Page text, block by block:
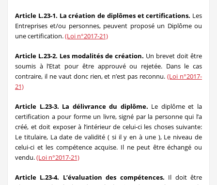
Article L.23-1. La création de diplômes et certifications. Les
Entreprises et/ou personnes, peuvent proposé un Diplôme ou
une certification.(Loi n°2017-21)
Article L.23-2. Les modalités de création. Un brevet doit être
soumis à l’Etat pour être approuvé ou rejetée. Dans le cas
contraire, il ne vaut donc rien, et n’est pas reconnu.(Loi n°2017-
21)
Article L.23-3. La délivrance du diplôme. Le diplôme et la
certification a pour forme un livre, signé par la personne qui l’a
créé, et doit exposer à l’intérieur de celui-ci les choses suivante:
Le titulaire, La date de validité ( si il y en à une ), Le niveau de
celui-ci et les compétence acquise. Il ne peut être échangé ou
vendu.(Loi n°2017-21)
Article L.23-4. L’évaluation des compétences. Il doit être